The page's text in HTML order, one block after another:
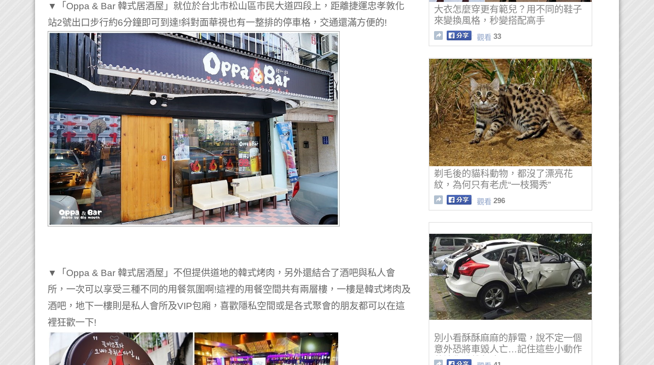
▼「Oppa & Bar 韓式居酒屋」就位於台北市松山區市民大道四段上，距離捷運忠孝敦化
站2號出口步行約6分鐘即可到達!斜對面華視也有一整排的停車格，交通還滿方便的!
▼「Oppa & Bar 韓式居酒屋」不但提供道地的韓式烤肉，另外還結合了酒吧與私人會
所，一次可以享受三種不同的用餐氛圍啊!這裡的用餐空間共有兩層樓，一樓是韓式烤肉及
酒吧，地下一樓則是私人會所及VIP包廂，喜歡隱私空間或是各式聚會的朋友都可以在這
裡狂歡一下!
大衣怎麼穿更有範兒？用不同的鞋子
來變換風格，秒變搭配高手
觀看 33
剃毛後的貓科動物，都沒了漂亮花
紋，為何只有老虎“一枝獨秀”
觀看 296
別小看酥酥麻麻的靜電，說不定一個
意外恐將車毀人亡…記住這些小動作
將讓你脫離危險！